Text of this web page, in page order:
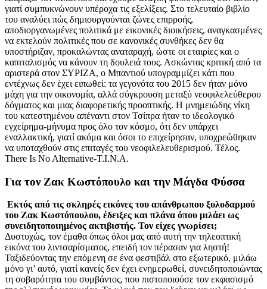
γιατί συμπυκνώνουν υπέροχα τις εξελίξεις. Στο τελευταίο βιβλίο
του αναλύει πώς δημιουργούνται ζώνες επιρροής,
αποδιοργανωμένες πολιτικά με εικονικές διοικήσεις, αναγκασμένες
να εκτελούν πολιτικές που σε κανονικές συνθήκες δεν θα
υποστήριζαν, προκαλώντας αναταραχή, ώστε οι εταιρίες και ο
καπιταλισμός να κάνουν τη δουλειά τους. Ασκώντας κριτική από τα
αριστερά στον ΣΥΡΙΖΑ, ο Μπαντιού υπογραμμίζει κάτι που
εντέχνως δεν έχει ειπωθεί: τα γεγονότα του 2015 δεν ήταν μόνο
μάχη για την οικονομία, αλλά σύγκρουση μεταξύ νεοφιλελεύθερου
δόγματος και μιας διαφορετικής προοπτικής. Η μνημειώδης νίκη
του κατεστημένου απέναντι στον Τσίπρα ήταν το ιδεολογικό
εγχείρημα-μήνυμα προς όλο τον κόσμο, ότι δεν υπάρχει
εναλλακτική, γιατί ακόμα και όσοι το επιχείρησαν, υποχρεώθηκαν
να υποταχθούν στις επιταγές του νεοφιλελευθερισμού. Τέλος.
There Is No Alternative-T.I.N.A.
Για τον Ζακ Κωστόπουλο και την Μάγδα Φύσσα
Εκτός από τις σκληρές εικόνες του απάνθρωπου ξυλοδαρμού
του Ζακ Κωστόπουλου, έδειξες και πλάνα όπου μιλάει ως
συνειδητοποιημένος ακτιβιστής. Τον είχες γνωρίσει;
Δυστυχώς, τον έμαθα όπως όλοι μας από αυτή την τηλεοπτική
εικόνα του λιντσαρίσματος, επειδή τον πέρασαν για ληστή!
Ταξιδεύοντας την επόμενη σε ένα φεστιβάλ στο εξωτερικό, μιλάω
μόνο γι’ αυτό, γιατί κανείς δεν έχει ενημερωθεί, συνειδητοποιώντας
τη σοβαρότητα του συμβάντος, που πιστοποιούσε τον εκφασισμό